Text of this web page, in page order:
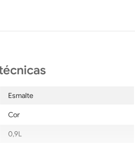
Esmalte
Cor
0,9L